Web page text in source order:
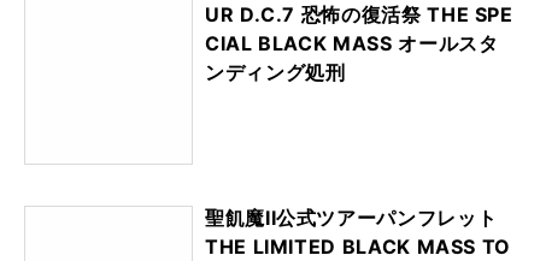
UR D.C.7 恐怖の復活祭 THE SPE
CIAL BLACK MASS オールスタ
ンディング処刑
聖飢魔II公式ツアーパンフレット
THE LIMITED BLACK MASS TO